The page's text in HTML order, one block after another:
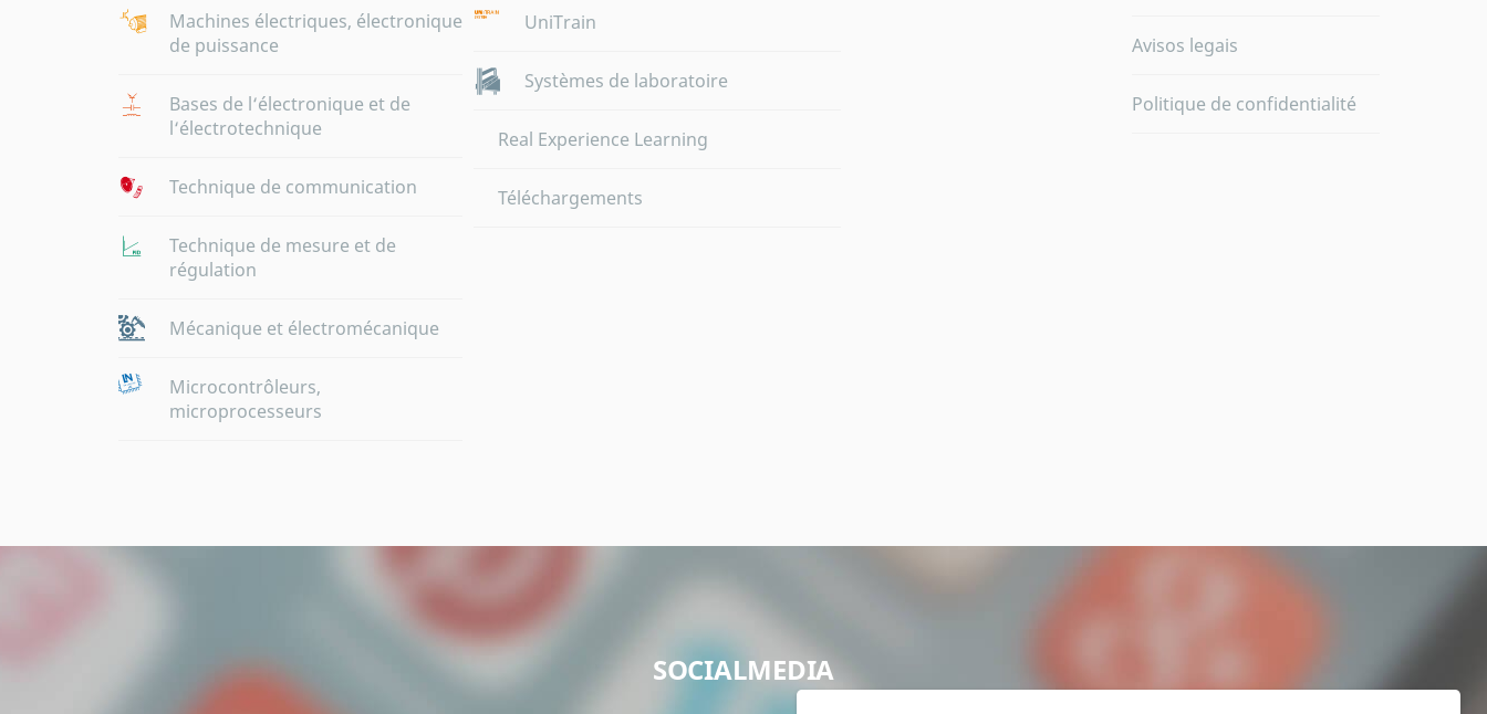
Machines électriques, électronique
de puissance
Bases de l‘électronique et de
l‘électrotechnique
Technique de communication
Technique de mesure et de
régulation
Mécanique et électromécanique
Microcontrôleurs,
microprocesseurs
UniTrain
Systèmes de laboratoire
Real Experience Learning
Téléchargements
Avisos legais
Politique de confidentialité
SOCIALMEDIA